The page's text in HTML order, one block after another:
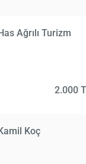
Ağrılı Turizm
2.000
Koç